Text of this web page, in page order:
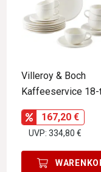
Villeroy & Boch
Kaffeeservice 18-
NEW MOON
167,20 €
UVP: 334,80 €